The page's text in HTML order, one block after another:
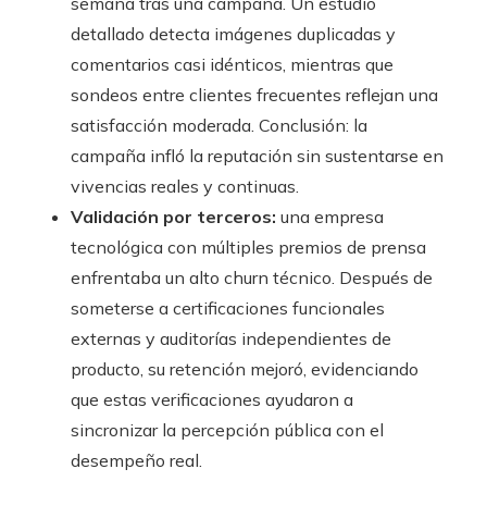
detallado detecta imágenes duplicadas y
comentarios casi idénticos, mientras que
sondeos entre clientes frecuentes reflejan una
satisfacción moderada. Conclusión: la
campaña infló la reputación sin sustentarse en
vivencias reales y continuas.
Validación por terceros: una empresa
tecnológica con múltiples premios de prensa
enfrentaba un alto churn técnico. Después de
someterse a certificaciones funcionales
externas y auditorías independientes de
producto, su retención mejoró, evidenciando
que estas verificaciones ayudaron a
sincronizar la percepción pública con el
desempeño real.